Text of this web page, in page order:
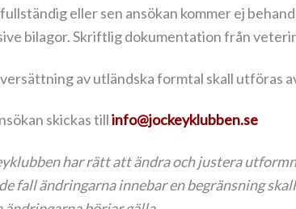
eller sen ansökan kommer ej
bilagor. Skriftlig dokumentation från
av utländska formtal skall utföras
skickas tillinfo@jockeyklubben.se
har rätt att ändra och justera
fall ändringarna innebar en begränsning